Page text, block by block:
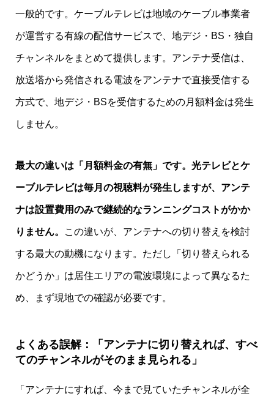
一般的です。ケーブルテレビは地域のケーブル事業者
が運営する有線の配信サービスで、地デジ・BS・独自
チャンネルをまとめて提供します。アンテナ受信は、
放送塔から発信される電波をアンテナで直接受信する
方式で、地デジ・BSを受信するための月額料金は発生
しません。
最大の違いは「月額料金の有無」です。光テレビとケ
ーブルテレビは毎月の視聴料が発生しますが、アンテ
ナは設置費用のみで継続的なランニングコストがかか
りません。 この違いが、アンテナへの切り替えを検討
する最大の動機になります。ただし「切り替えられる
かどうか」は居住エリアの電波環境によって異なるた
め、まず現地での確認が必要です。
よくある誤解：「アンテナに切り替えれば、すべ
てのチャンネルがそのまま見られる」
「アンテナにすれば、今まで見ていたチャンネルが全